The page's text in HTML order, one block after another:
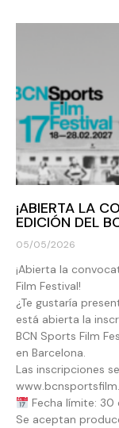
¡ABIERTA LA
EDICIÓN DEL
05/05/2026
¡Abierta la
Film Festival!
¿Te gustaría
está abierta la
BCN Sports Film
en Barcelona.
Las inscripciones
Fecha límite:
Se aceptan